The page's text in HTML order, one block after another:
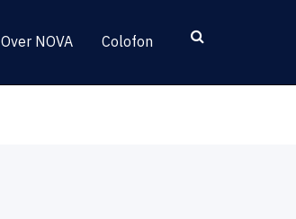
Over NOVA Colofon